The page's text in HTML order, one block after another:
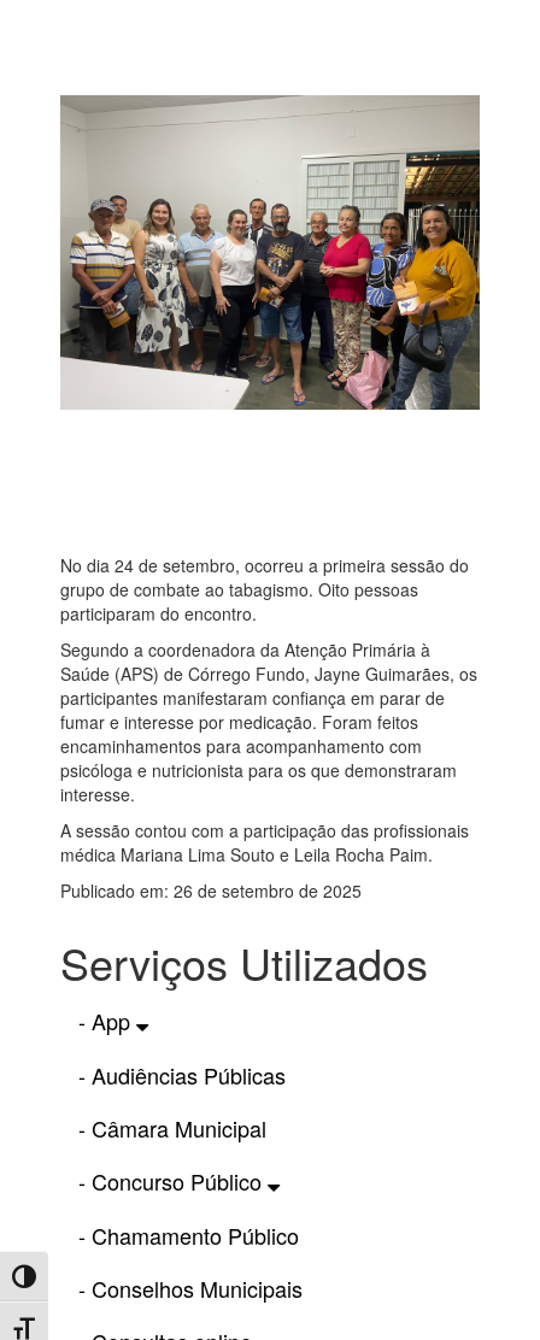
Toggle High Contrast
Toggle Font size
No dia 24 de setembro, ocorreu a primeira sessão do
grupo de combate ao tabagismo. Oito pessoas
participaram do encontro.
Segundo a coordenadora da Atenção Primária à
Saúde (APS) de Córrego Fundo, Jayne Guimarães, os
participantes manifestaram confiança em parar de
fumar e interesse por medicação. Foram feitos
encaminhamentos para acompanhamento com
psicóloga e nutricionista para os que demonstraram
interesse.
A sessão contou com a participação das profissionais
médica Mariana Lima Souto e Leila Rocha Paim.
Publicado em: 26 de setembro de 2025
Serviços Utilizados
- App
- Audiências Públicas
- Câmara Municipal
- Concurso Público
- Chamamento Público
- Conselhos Municipais